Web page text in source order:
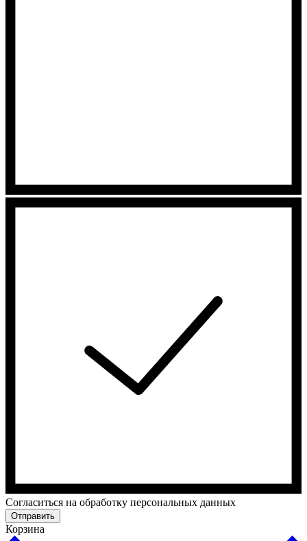
Cогласиться на обработку персональных данных
Отправить
Корзина